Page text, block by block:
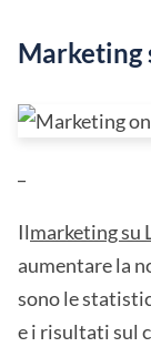
Marketing
Ilmarketing su
aumentare la
sono le
e i risultati sul